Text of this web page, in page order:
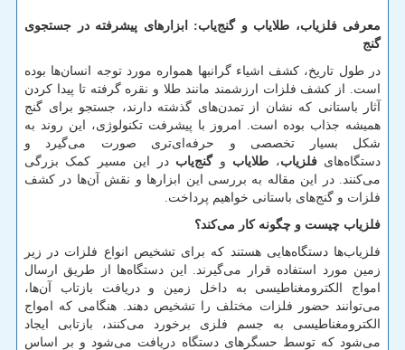
معرفی فلزیاب، طلایاب و گنج‌یاب: ابزارهای پیشرفته در جستجوی
گنج
در طول تاریخ، کشف اشیاء گرانبها همواره مورد توجه انسان‌ها بوده
است. از کشف فلزات ارزشمند مانند طلا و نقره گرفته تا پیدا کردن
آثار باستانی که نشان از تمدن‌های گذشته دارند، جستجو برای گنج
همیشه جذاب بوده است. امروز با پیشرفت تکنولوژی، این روند به
شکل بسیار تخصصی و حرفه‌ای‌تری صورت می‌گیرد و
دستگاه‌هایفلزیاب، طلایاب وگنج‌یاب در این مسیر کمک بزرگی
می‌کنند. در این مقاله به بررسی این ابزارها و نقش آن‌ها در کشف
فلزات و گنج‌های باستانی خواهیم پرداخت.
فلزیاب چیست و چگونه کار می‌کند؟
فلزیاب‌ها دستگاه‌هایی هستند که برای تشخیص انواع فلزات در زیر
زمین مورد استفاده قرار می‌گیرند. این دستگاه‌ها از طریق ارسال
امواج الکترومغناطیسی به داخل زمین و دریافت بازتاب آن‌ها،
می‌توانند حضور فلزات مختلف را تشخیص دهند. هنگامی که امواج
الکترومغناطیسی به جسم فلزی برخورد می‌کنند، بازتابی ایجاد
می‌شود که توسط حسگرهای دستگاه دریافت می‌شود و بر اساس